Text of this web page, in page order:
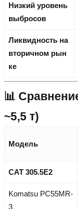
Низкий уровень
выбросов
Ликвидность на
вторичном рын
ке
📊
~5,5 т)
Модель
CAT 305.5E2
Komatsu PC55MR-
3